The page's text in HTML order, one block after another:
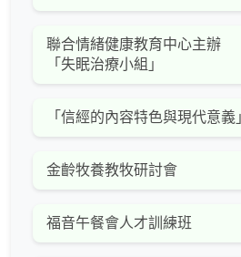
聯合情緒健康教育中心主辦
「失眠治療小組」
「信經的內容特色與現代意義
金齡牧養教牧研討會
福音午餐會人才訓練班